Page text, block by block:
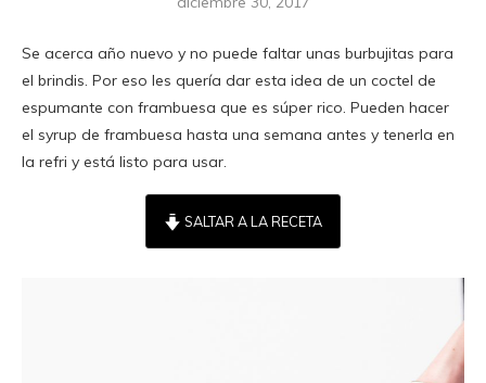
Se acerca año nuevo y no puede faltar unas burbujitas para
el brindis. Por eso les quería dar esta idea de un coctel de
espumante con frambuesa que es súper rico. Pueden hacer
el syrup de frambuesa hasta una semana antes y tenerla en
la refri y está listo para usar.
SALTAR A LA RECETA